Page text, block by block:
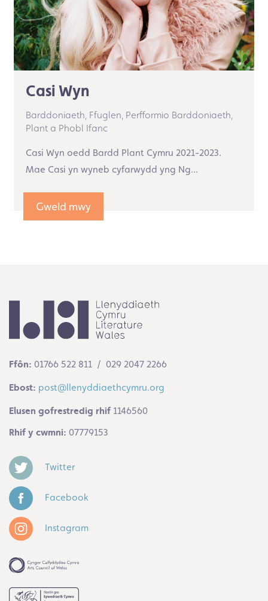
Casi Wyn
Barddoniaeth, Ffuglen, Perfformio Barddoniaeth,
Plant a Phobl Ifanc
Casi Wyn oedd Bardd Plant Cymru 2021-2023.
Mae Casi yn wyneb cyfarwydd yng Ng...
Gweld mwy
Ffôn: 01766 522 811 / 029 2047 2266
Ebost: post@llenyddiaethcymru.org
Elusen gofrestredig rhif 1146560
Rhif y cwmni: 07779153
Twitter
Facebook
Instagram